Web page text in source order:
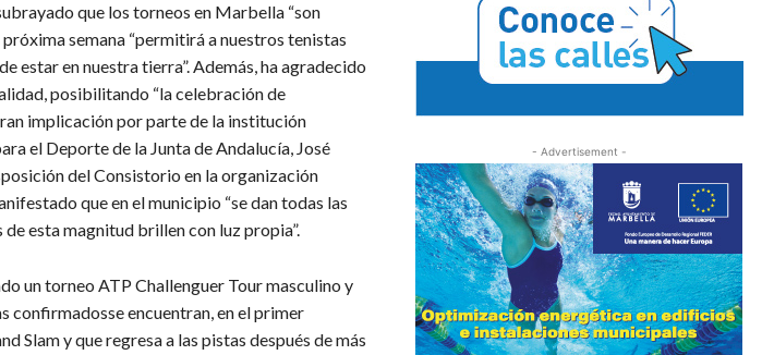
que los torneos en Marbella “son
semana “permitirá a nuestros tenistas
estar en nuestra tierra”. Además, ha agradecido
posibilitando “la celebración de
implicación por parte de la institución
el Deporte de la Junta de Andalucía, José
del Consistorio en la organización
que en el municipio “se dan todas las
esta magnitud brillen con luz propia”.
un torneo ATP Challenguer Tour masculino y
confirmadosse encuentran, en el primer
Slam y que regresa a las pistas después de más
- Advertisement -